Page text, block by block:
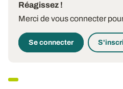
Réagissez !
Merci de vous connecter
Se connecter